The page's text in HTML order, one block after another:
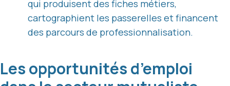
qui produisent des fiches métiers,
cartographient les passerelles et financent
des parcours de professionnalisation.
Les opportunités d’emploi